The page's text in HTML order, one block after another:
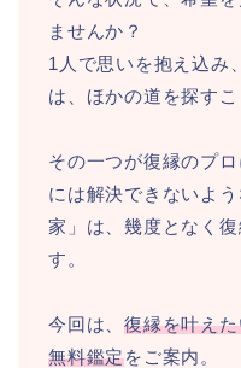
ませんか？
1人で思いを抱え込み
は、ほかの道を探すこ
その一つが復縁のプ
には解決できないよ
家」は、幾度となく
す。
今回は、復縁を叶え
無料鑑定をご案内。